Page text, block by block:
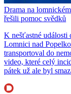
Drama na
řešili pomoc svědků
K nešťastné události
Lomnici nad
transportoval do
video, které celý
pátek už ale byl